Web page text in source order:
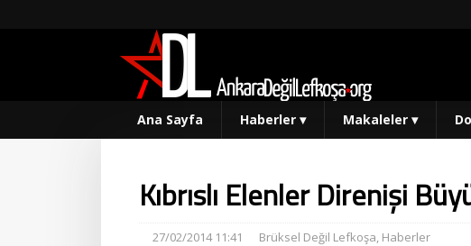
Ana Sayfa Haberler ▾ Makaleler ▾
Kıbrıslı Elenler Direnişi
27/02/2014 11:41 Brüksel Değil Lefkoşa, Haberler